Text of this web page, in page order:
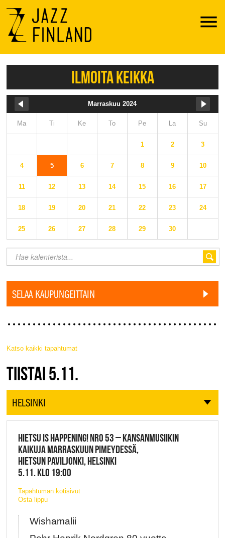
Menu
ILMOITA KEIKKA
Marraskuu 2024
Ma Ti Ke To Pe La Su
1 2 3
4 5 6 7 8 9 10
11 12 13 14 15 16 17
18 19 20 21 22 23 24
25 26 27 28 29 30
SELAA KAUPUNGEITTAIN
Katso kaikki tapahtumat
JAZZ FINLAND LIVE
TIISTAI 5.11.
HELSINKI
HIETSU IS HAPPENING! NRO 53 – KANSANMUSIIKIN
KAIKUJA MARRASKUUN PIMEYDESSÄ,
HIETSUN PAVILJONKI, HELSINKI
5.11. KLO 19:00
Tapahtuman kotisivut
Osta lippu
Wishamalii